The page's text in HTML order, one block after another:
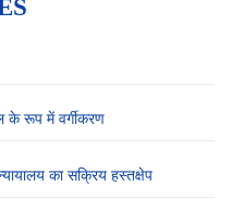
के रूप में वर्गीकरण
का सक्रिय हस्तक्षेप